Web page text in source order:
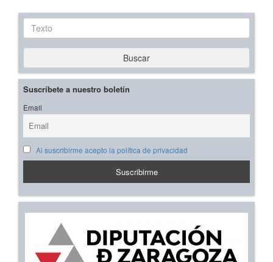
Texto
Buscar
Suscríbete a nuestro boletín
Email
Al suscribirme acepto la política de privacidad